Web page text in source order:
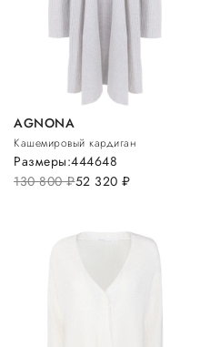
AGNONA
Кашемировый кардиган
130 800руб.52 320 руб.
Размеры:444648